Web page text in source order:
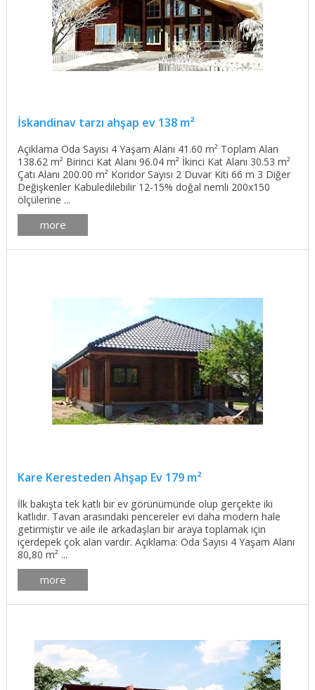
İskandinav tarzı ahşap ev 138 m²
Açıklama Oda Sayısı 4 Yaşam Alanı 41.60 m² Toplam Alan
138.62 m² Birinci Kat Alanı 96.04 m² İkinci Kat Alanı 30.53 m²
Çatı Alanı 200.00 m² Koridor Sayısı 2 Duvar Kiti 66 m 3 Diğer
Değişkenler Kabuledilebilir 12-15% doğal nemli 200x150
ölçülerine ...
more
Kare Keresteden Ahşap Ev 179 m²
İlk bakışta tek katlı bir ev görünümünde olup gerçekte iki
katlıdır. Tavan arasındaki pencereler evi daha modern hale
getirmiştir ve aile ile arkadaşları bir araya toplamak için
içerdepek çok alan vardır. Açıklama: Oda Sayısı 4 Yaşam Alanı
80,80 m² ...
more